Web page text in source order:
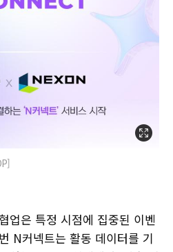
업은 특정 시점에 집중된 이벤
N커넥트는 활동 데이터를 기